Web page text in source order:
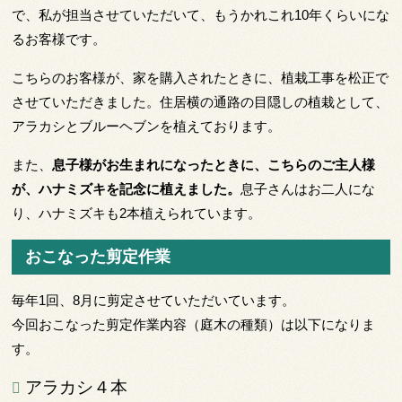
で、私が担当させていただいて、もうかれこれ10年くらいにな
るお客様です。
こちらのお客様が、家を購入されたときに、植栽工事を松正で
させていただきました。住居横の通路の目隠しの植栽として、
アラカシとブルーヘブンを植えております。
また、 息子様がお生まれになったときに、こちらのご主人様
が、ハナミズキを記念に植えました。 息子さんはお二人にな
り、ハナミズキも2本植えられています。
おこなった剪定作業
毎年1回、8月に剪定させていただいています。
今回おこなった剪定作業内容（庭木の種類）は以下になりま
す。
アラカシ４本